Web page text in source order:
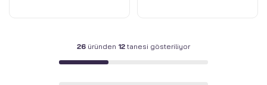
26 üründen 12 tanesi gösteriliyor